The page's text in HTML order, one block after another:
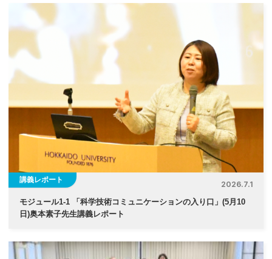
講義レポート
2026.7.1
モジュール1-1 「科学技術コミュニケーションの入り口」(5月10
日)奥本素子先生講義レポート